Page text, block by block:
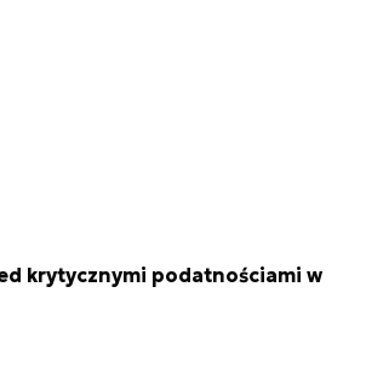
krytycznymi podatnościami w